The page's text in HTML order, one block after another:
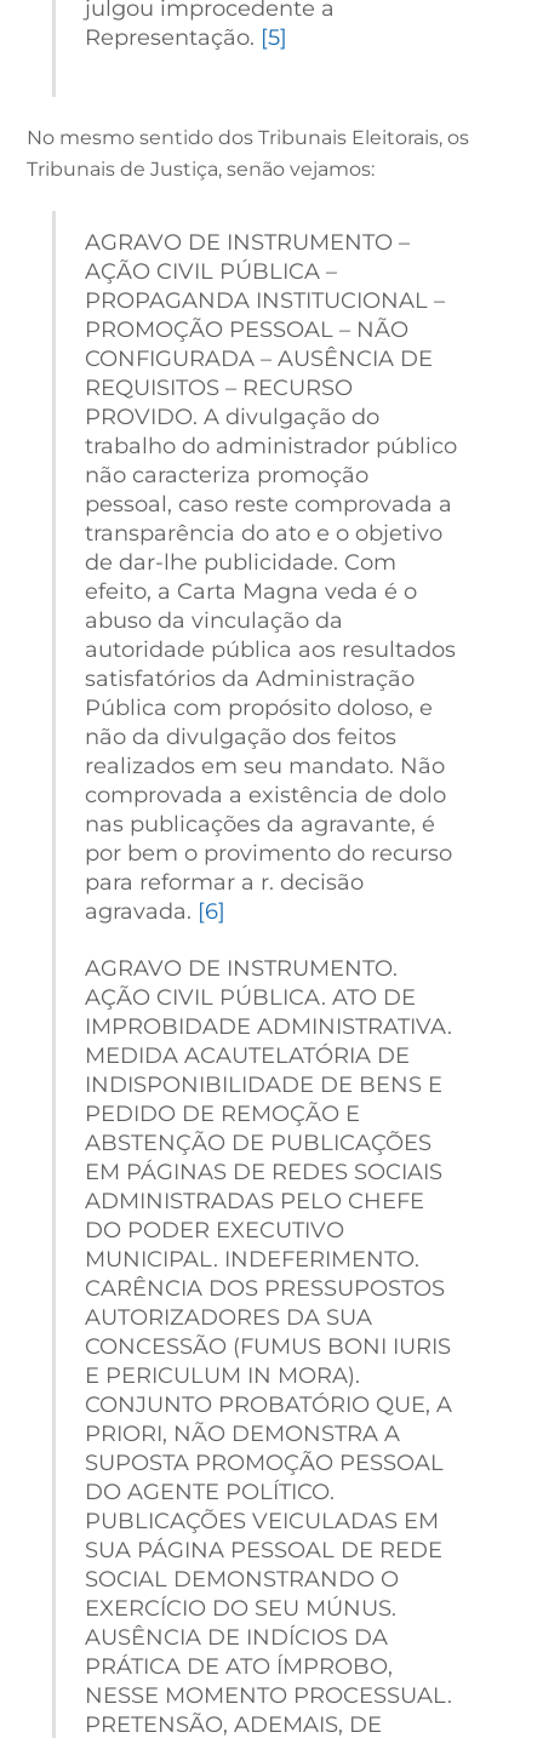
julgou improcedente a
Representação. [5]
No mesmo sentido dos Tribunais Eleitorais, os
Tribunais de Justiça, senão vejamos:
AGRAVO DE INSTRUMENTO –
AÇÃO CIVIL PÚBLICA –
PROPAGANDA INSTITUCIONAL –
PROMOÇÃO PESSOAL – NÃO
CONFIGURADA – AUSÊNCIA DE
REQUISITOS – RECURSO
PROVIDO. A divulgação do
trabalho do administrador público
não caracteriza promoção
pessoal, caso reste comprovada a
transparência do ato e o objetivo
de dar-lhe publicidade. Com
efeito, a Carta Magna veda é o
abuso da vinculação da
autoridade pública aos resultados
satisfatórios da Administração
Pública com propósito doloso, e
não da divulgação dos feitos
realizados em seu mandato. Não
comprovada a existência de dolo
nas publicações da agravante, é
por bem o provimento do recurso
para reformar a r. decisão
agravada. [6]
AGRAVO DE INSTRUMENTO.
AÇÃO CIVIL PÚBLICA. ATO DE
IMPROBIDADE ADMINISTRATIVA.
MEDIDA ACAUTELATÓRIA DE
INDISPONIBILIDADE DE BENS E
PEDIDO DE REMOÇÃO E
ABSTENÇÃO DE PUBLICAÇÕES
EM PÁGINAS DE REDES SOCIAIS
ADMINISTRADAS PELO CHEFE
DO PODER EXECUTIVO
MUNICIPAL. INDEFERIMENTO.
CARÊNCIA DOS PRESSUPOSTOS
AUTORIZADORES DA SUA
CONCESSÃO (FUMUS BONI IURIS
E PERICULUM IN MORA).
CONJUNTO PROBATÓRIO QUE, A
PRIORI, NÃO DEMONSTRA A
SUPOSTA PROMOÇÃO PESSOAL
DO AGENTE POLÍTICO.
PUBLICAÇÕES VEICULADAS EM
SUA PÁGINA PESSOAL DE REDE
SOCIAL DEMONSTRANDO O
EXERCÍCIO DO SEU MÚNUS.
AUSÊNCIA DE INDÍCIOS DA
PRÁTICA DE ATO ÍMPROBO,
NESSE MOMENTO PROCESSUAL.
PRETENSÃO, ADEMAIS, DE